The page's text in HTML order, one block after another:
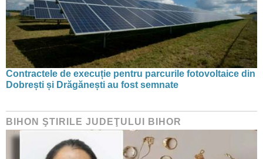
Contractele de execuție pentru parcurile fotovoltaice din
Dobrești și Drăgănești au fost semnate
BIHON ŞTIRILE JUDEŢULUI BIHOR